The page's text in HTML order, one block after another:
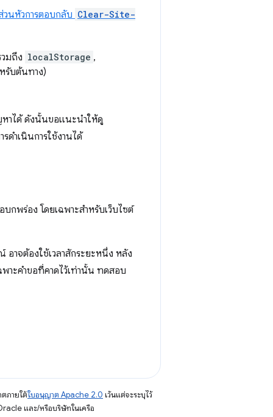
วนหัวการตอบกลับ Clear-Site-
มถึง localStorage ,
รับต้นทาง)
หาได้ ดังนั้นขอแนะนำให้ดู
ดำเนินการใช้งานได้
กพร่อง โดยเฉพาะสำหรับเว็บไซต์
อาจต้องใช้เวลาสักระยะหนึ่ง หลัง
าะคำขอที่คาดไว้เท่านั้น ทดสอบ
ภายใต้ใบอนุญาต Apache 2.0 เว้นแต่จะระบุไว้
และ/หรือบริษัทในเครือ